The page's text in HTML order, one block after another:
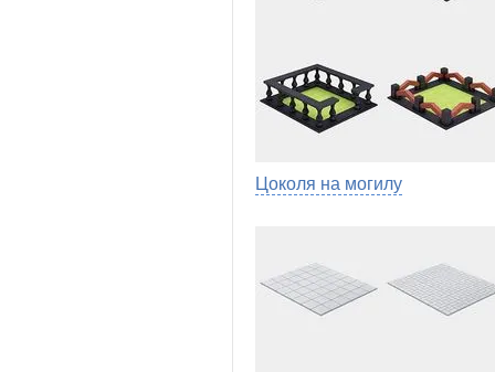
Цоколя на могилу